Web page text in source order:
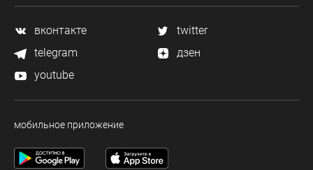
вконтакте
twitter
telegram
дзен
youtube
мобильное приложение